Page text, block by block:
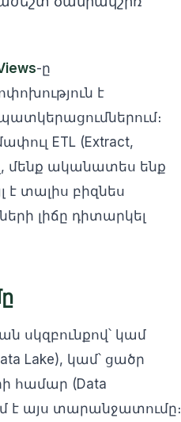
-ը
է
ETL (Extract,
մենք ականատես ենք
է տալիս բիզնես
լիճը դիտարկել
սկզբունքով՝ կամ
Lake), կամ՝ ցածր
համար (Data
է այս տարանջատումը։